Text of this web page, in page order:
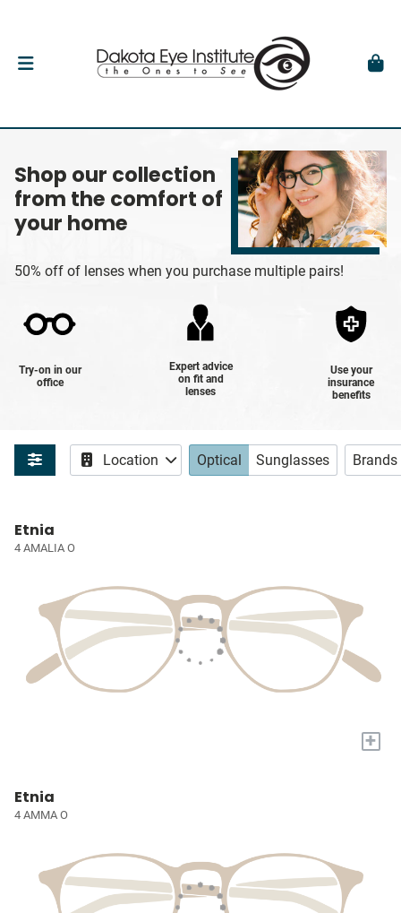
Shop our collection
from the comfort of
your home
50% off of lenses when you purchase multiple pairs!
Try-on in our
office
Expert advice
on fit and
lenses
Use your
insurance
benefits
Location Optical Sunglasses Brands
Etnia
4 AMALIA O
+
Etnia
4 AMMA O